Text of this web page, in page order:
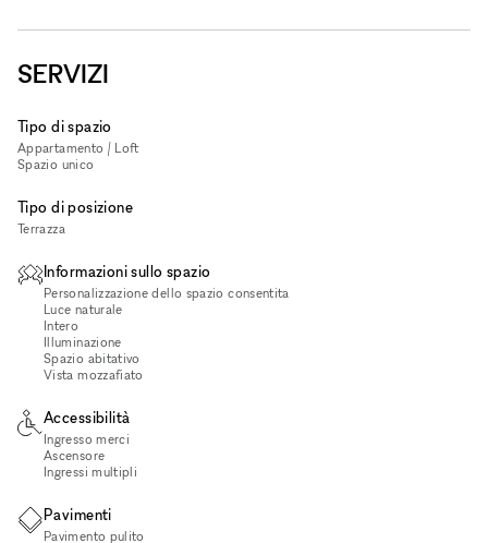
SERVIZI
Tipo di spazio
Appartamento / Loft
Spazio unico
Tipo di posizione
Terrazza
Informazioni sullo spazio
Personalizzazione dello spazio consentita
Luce naturale
Intero
Illuminazione
Spazio abitativo
Vista mozzafiato
Accessibilità
Ingresso merci
Ascensore
Ingressi multipli
Pavimenti
Pavimento pulito